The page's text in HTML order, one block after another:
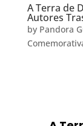
A Terra de
Autores
by Pandora